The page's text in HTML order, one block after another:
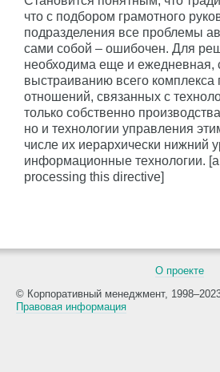
что с подбором грамотного
подразделения все проблемы
сами собой – ошибочен. Для
необходима еще и ежедневная,
выстраиванию всего комплекса
отношений, связанных с
только собственно
но и технологии управления
числе их иерархически нижний
информационные технологии.
processing this directive]
О проекте
© Корпоративный менеджмент,
Правовая информация